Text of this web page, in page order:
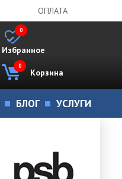
ОПЛАТА
Избранное
0
Корзина
0
БЛОГ УСЛУГИ